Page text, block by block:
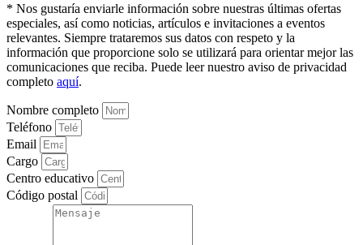
* Nos gustaría enviarle información sobre nuestras últimas ofertas
especiales, así como noticias, artículos e invitaciones a eventos
relevantes. Siempre trataremos sus datos con respeto y la
información que proporcione solo se utilizará para orientar mejor las
comunicaciones que reciba. Puede leer nuestro aviso de privacidad
completo aquí.
Nombre completo
Teléfono
Email
Cargo
Centro educativo
Código postal